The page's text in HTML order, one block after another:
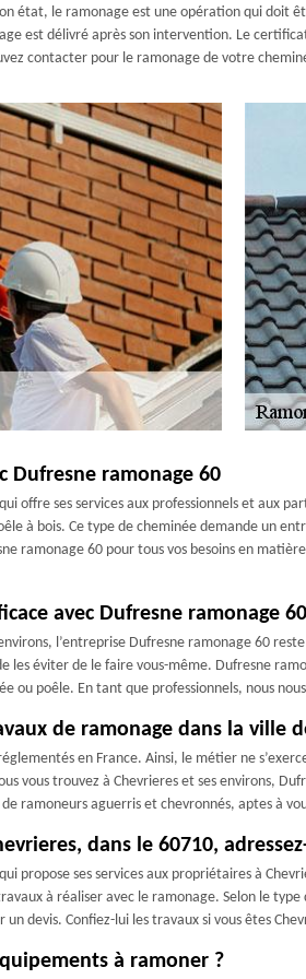
état, le ramonage est une opération qui doit
est délivré après son intervention. Le
contacter pour le ramonage de votre
Dufresne ramonage 60
offre ses services aux professionnels et aux
à bois. Ce type de cheminée demande un
ramonage 60 pour tous vos besoins en
avec Dufresne ramonage 60
l’entreprise Dufresne ramonage 60
les éviter de le faire vous-même. Dufresne
ou poêle. En tant que professionnels, nous
de ramonage dans la ville
en France. Ainsi, le métier ne
vous trouvez à Chevrieres et ses environs,
ramoneurs aguerris et chevronnés, aptes à
dans le 60710,
propose ses services aux propriétaires à
à réaliser avec le ramonage. Selon le
devis. Confiez-lui les travaux si vous êtes
à ramoner ?